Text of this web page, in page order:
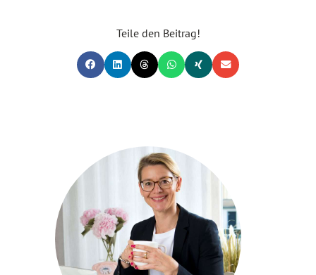
Teile den Beitrag!